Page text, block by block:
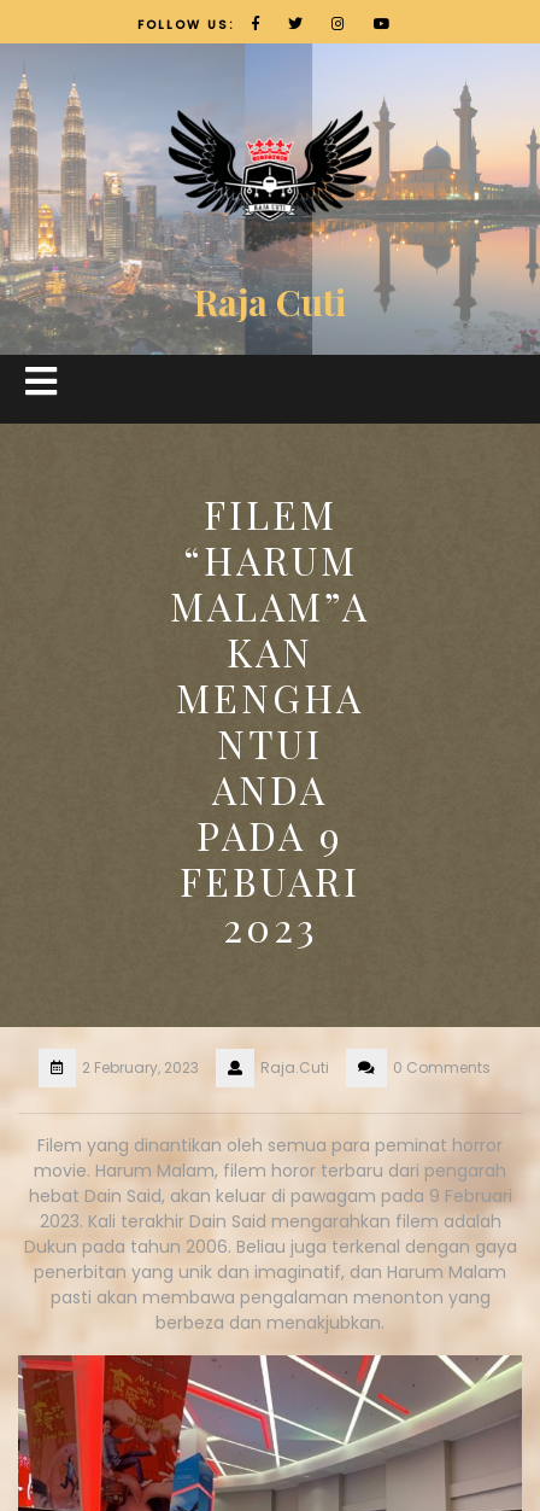
FOLLOW US:
Raja Cuti
FILEM
“HARUM
MALAM”A
KAN
MENGHA
NTUI
ANDA
PADA 9
FEBUARI
2023
2 February, 2023 Raja.Cuti 0 Comments
Filem yang dinantikan oleh semua para peminat horror
movie. Harum Malam, filem horor terbaru dari pengarah
hebat Dain Said, akan keluar di pawagam pada 9 Februari
2023. Kali terakhir Dain Said mengarahkan filem adalah
Dukun pada tahun 2006. Beliau juga terkenal dengan gaya
penerbitan yang unik dan imaginatif, dan Harum Malam
pasti akan membawa pengalaman menonton yang
berbeza dan menakjubkan.